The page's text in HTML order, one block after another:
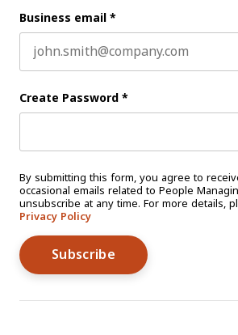
Business email *
Create Password *
By submitting this form, you agree to
occasional emails related to People
unsubscribe at any time. For more details,
Privacy Policy